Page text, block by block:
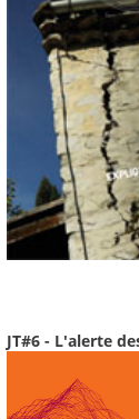
JT#6 - L'alerte